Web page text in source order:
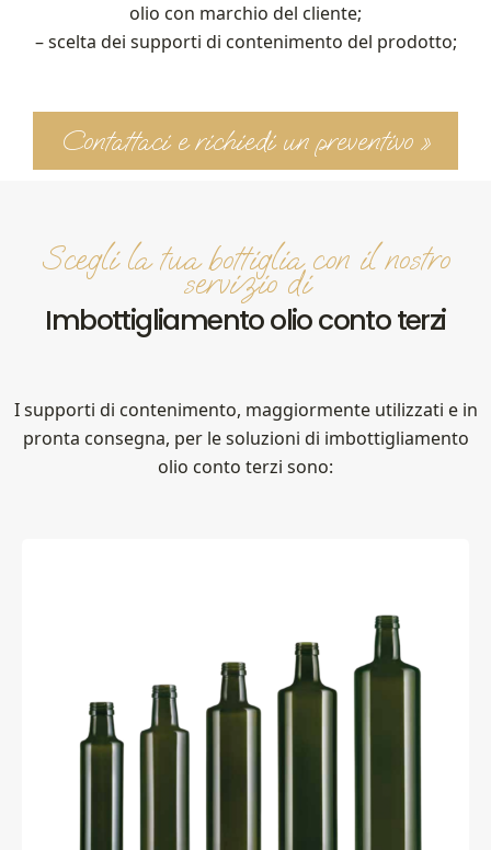
olio con marchio del cliente;
– scelta dei supporti di contenimento del prodotto;
Contattaci e richiedi un preventivo »
Scegli la tua bottiglia con il nostro
servizio di
Imbottigliamento olio conto terzi
I supporti di contenimento, maggiormente utilizzati e in
pronta consegna, per le soluzioni di imbottigliamento
olio conto terzi sono: